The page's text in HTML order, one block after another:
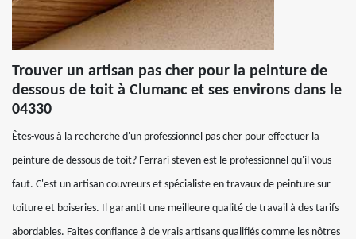
Trouver un artisan pas cher pour la peinture de
dessous de toit à Clumanc et ses environs dans le
04330
Êtes-vous à la recherche d'un professionnel pas cher pour effectuer la
peinture de dessous de toit? Ferrari steven est le professionnel qu'il vous
faut. C'est un artisan couvreurs et spécialiste en travaux de peinture sur
toiture et boiseries. Il garantit une meilleure qualité de travail à des tarifs
abordables. Faites confiance à de vrais artisans qualifiés comme les nôtres